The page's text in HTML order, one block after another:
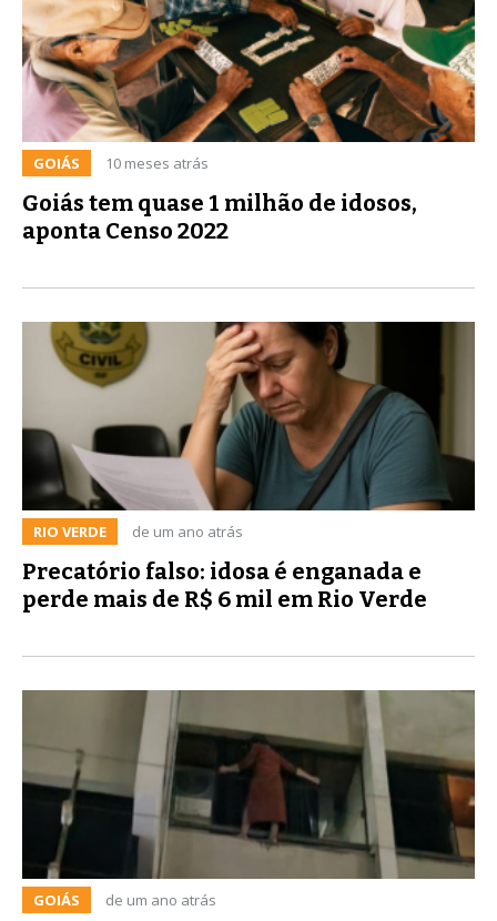
GOIÁS 10 meses atrás
Goiás tem quase 1 milhão de idosos,
aponta Censo 2022
RIO VERDE de um ano atrás
Precatório falso: idosa é enganada e
perde mais de R$ 6 mil em Rio Verde
GOIÁS de um ano atrás